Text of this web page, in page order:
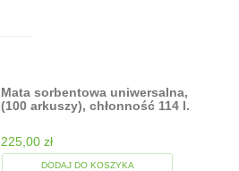
Mata sorbentowa uniwersalna,
(100 arkuszy), chłonność 114 l.
225,00 zł
DODAJ DO KOSZYKA